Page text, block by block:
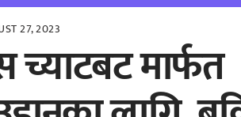
27, 2023
मार्फत